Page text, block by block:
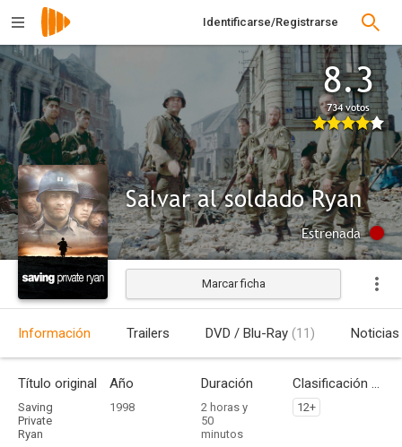
Identificarse/Registrarse
8.3
734 votos
Salvar al soldado Ryan
Estrenada
Marcar ficha
Información Trailers DVD / Blu-Ray (11) Noticias
Título original
Saving
Private
Ryan
Año
1998
Duración
2 horas y
50
minutos
Clasificación por edades
12+